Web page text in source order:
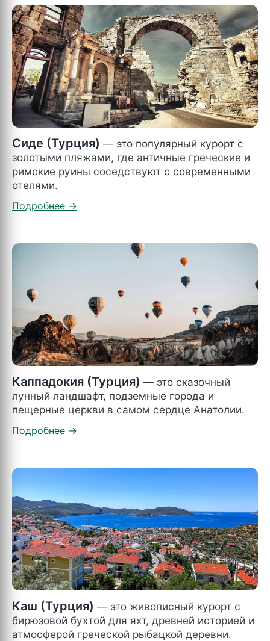
Сиде (Турция) — это популярный курорт с
золотыми пляжами, где античные греческие и
римские руины соседствуют с современными
отелями.
Каппадокия (Турция) — это сказочный
лунный ландшафт, подземные города и
пещерные церкви в самом сердце Анатолии.
Каш (Турция) — это живописный курорт с
бирюзовой бухтой для яхт, древней историей и
атмосферой греческой рыбацкой деревни.